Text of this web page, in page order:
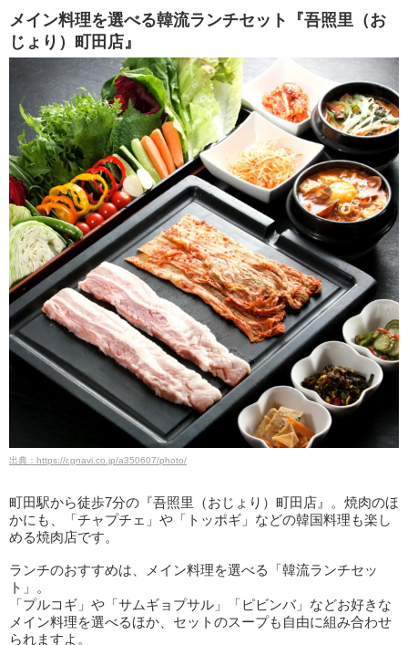
メイン料理を選べる韓流ランチセット『吾照里（お
じょり）町田店』
出典：https://r.gnavi.co.jp/a350607/photo/
町田駅から徒歩7分の『吾照里（おじょり）町田店』。焼肉のほ
かにも、「チャプチェ」や「トッポギ」などの韓国料理も楽し
める焼肉店です。
ランチのおすすめは、メイン料理を選べる「韓流ランチセッ
ト」。
「プルコギ」や「サムギョプサル」「ピビンバ」などお好きな
メイン料理を選べるほか、セットのスープも自由に組み合わせ
られますよ。